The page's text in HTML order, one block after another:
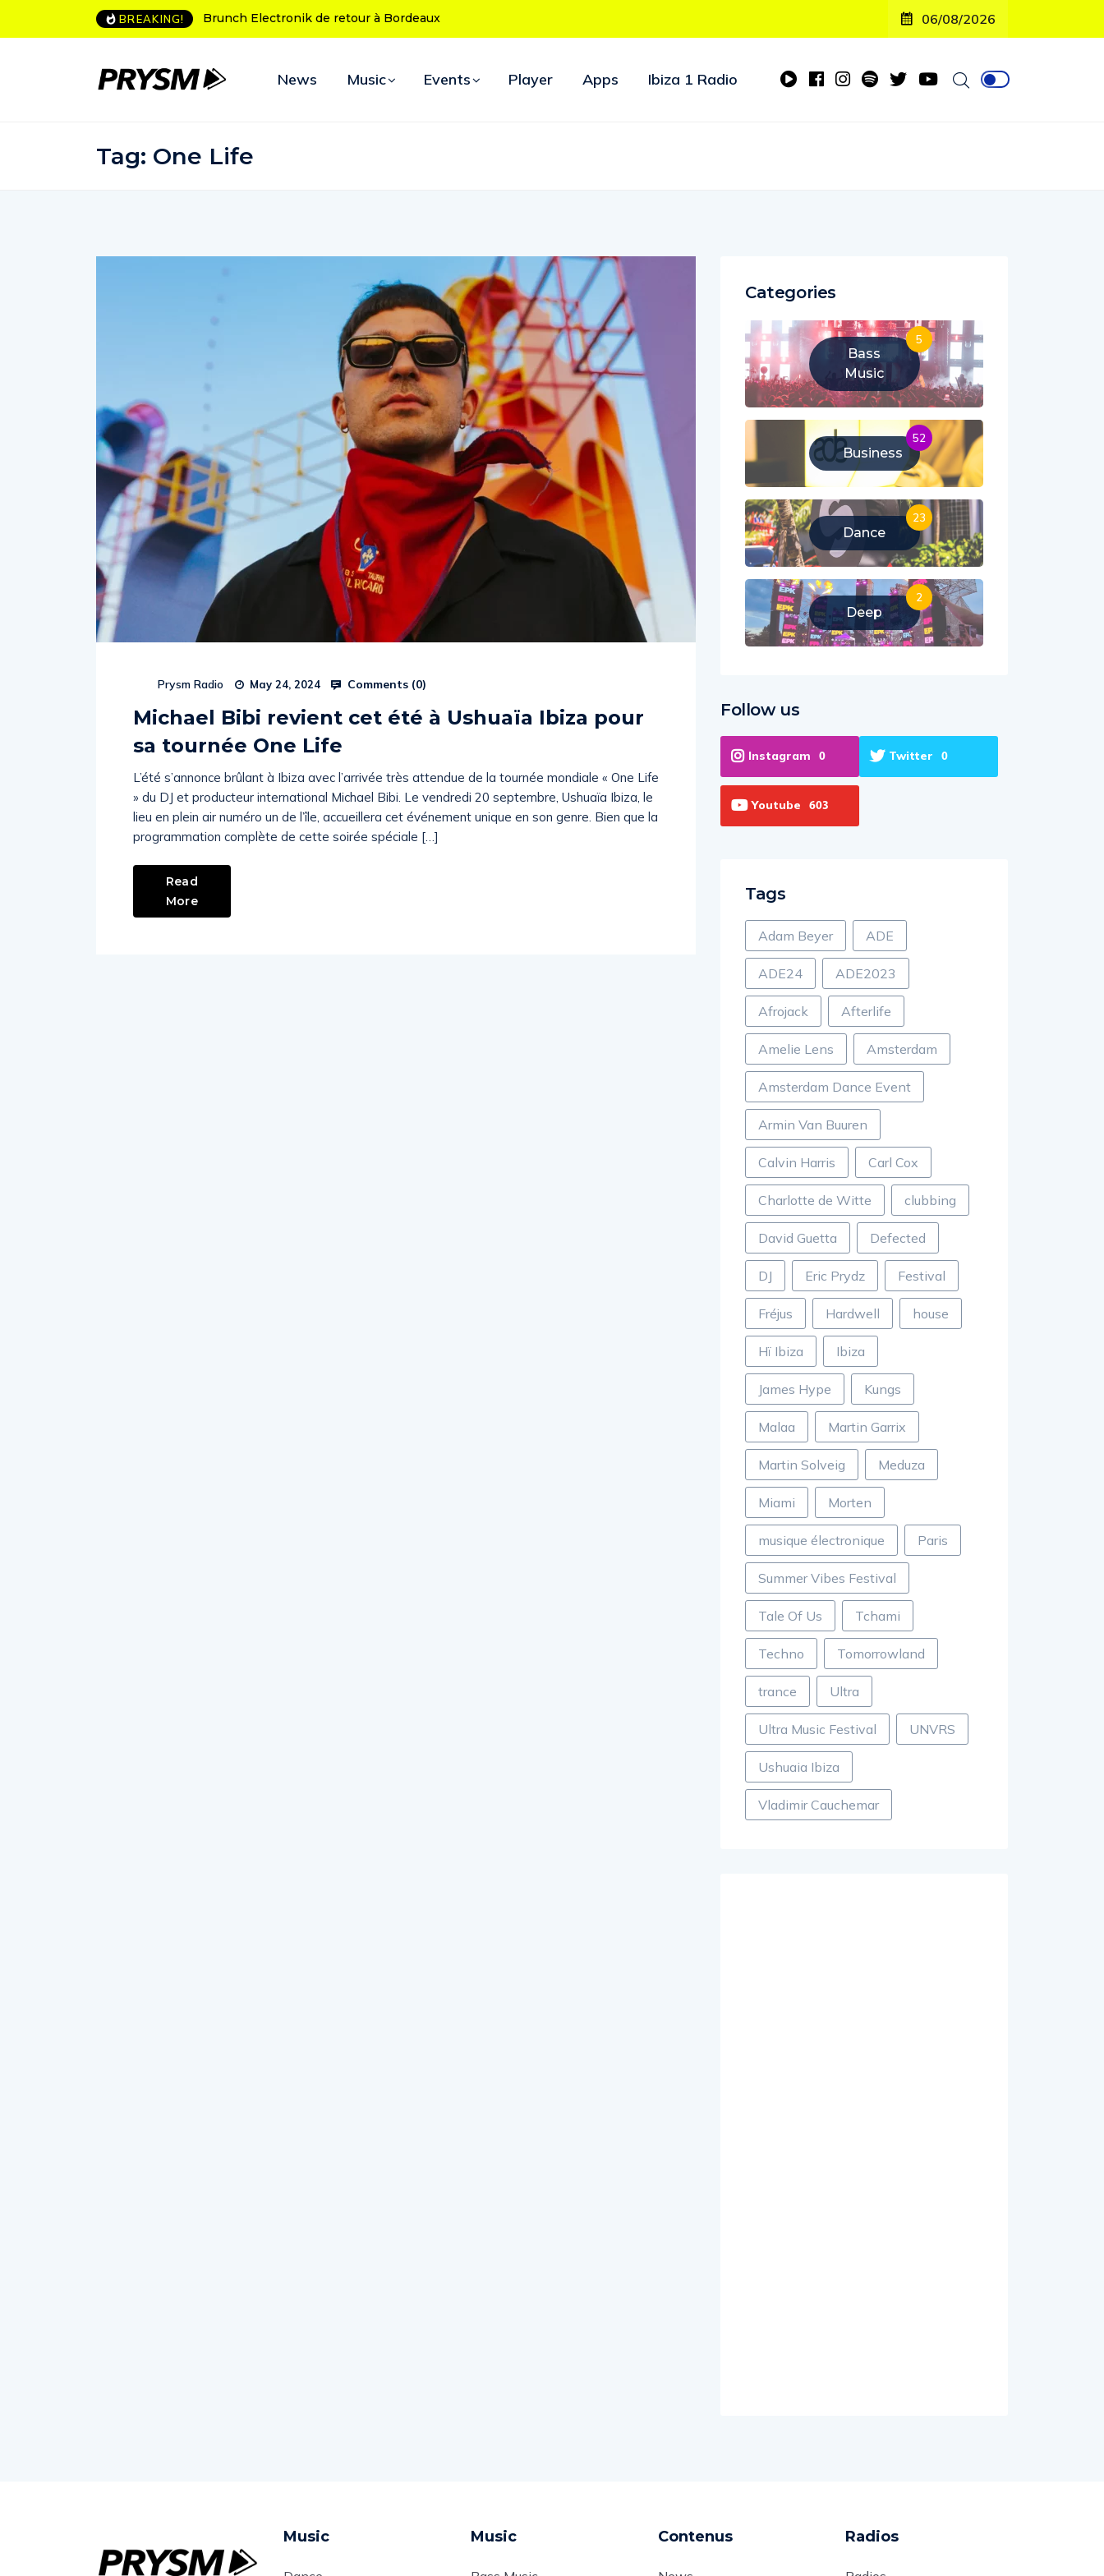
BREAKING!
Electronik de retour à BordeauxL’Amnesia Ibiza fête ses 50 ans : le
programme des soirées d’ouverture
06/08/2026
News Music Events Player Apps Ibiza 1 Radio
Tag: One Life
Prysm Radio May 24, 2024 Comments (0)
Michael Bibi revient cet été à Ushuaïa Ibiza pour
sa tournée One Life
L’été s’annonce brûlant à Ibiza avec l’arrivée très attendue de la tournée mondiale « One Life
» du DJ et producteur international Michael Bibi. Le vendredi 20 septembre, Ushuaïa Ibiza, le
lieu en plein air numéro un de l’île, accueillera cet événement unique en son genre. Bien que la
programmation complète de cette soirée spéciale […]
Read
More
Categories
Bass
Music
5
Business
52
Dance
23
Deep
2
Follow us
Instagram 0 Twitter 0
Youtube 603
Tags
Adam Beyer ADE
ADE24 ADE2023
Afrojack Afterlife
Amelie Lens Amsterdam
Amsterdam Dance Event
Armin Van Buuren
Calvin Harris Carl Cox
Charlotte de Witte clubbing
David Guetta Defected
DJ Eric Prydz Festival
Fréjus Hardwell house
Hï Ibiza Ibiza
James Hype Kungs
Malaa Martin Garrix
Martin Solveig Meduza
Miami Morten
musique électronique Paris
Summer Vibes Festival
Tale Of Us Tchami
Techno Tomorrowland
trance Ultra
Ultra Music Festival UNVRS
Ushuaia Ibiza
Vladimir Cauchemar
Music Music Contenus Radios